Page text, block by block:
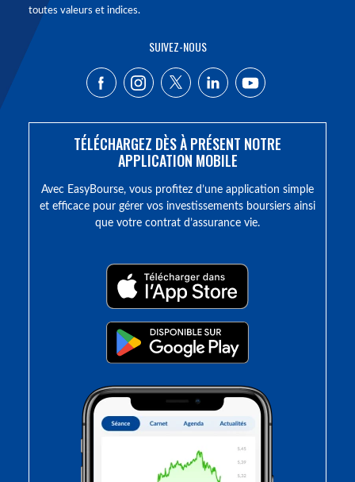
toutes valeurs et indices.
SUIVEZ-NOUS
TÉLÉCHARGEZ DÈS À PRÉSENT NOTRE
APPLICATION MOBILE
Avec EasyBourse, vous profitez d’une application simple
et efficace pour gérer vos investissements boursiers ainsi
que votre contrat d’assurance vie.